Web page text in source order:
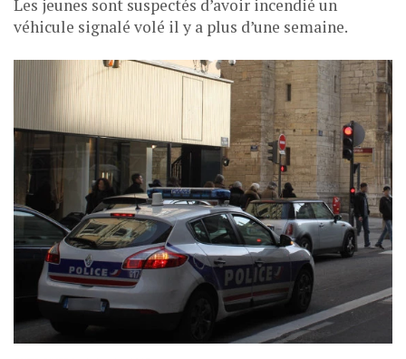
Les jeunes sont suspectés d’avoir incendié un
véhicule signalé volé il y a plus d’une semaine.